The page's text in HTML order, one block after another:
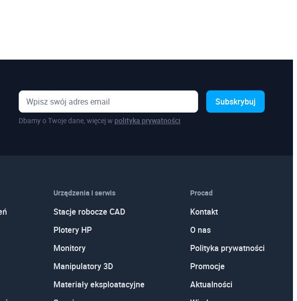
Subskrybuj
Dbamy o Twoje dane, więcej w polityka prywatności
Urządzenia i serwis
Stacje robocze CAD
Plotery HP
Monitory
Manipulatory 3D
Materiały eksploatacyjne
Procad
Kontakt
O nas
Polityka prywatności
Promocje
Aktualności